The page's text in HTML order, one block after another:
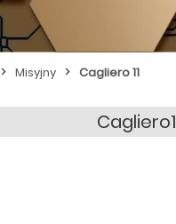
> Misyjny > Cagliero 11